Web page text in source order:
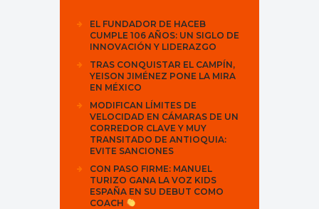
EL FUNDADOR DE HACEB
CUMPLE 106 AÑOS: UN SIGLO DE
INNOVACIÓN Y LIDERAZGO
TRAS CONQUISTAR EL CAMPÍN,
YEISON JIMÉNEZ PONE LA MIRA
EN MÉXICO
MODIFICAN LÍMITES DE
VELOCIDAD EN CÁMARAS DE UN
CORREDOR CLAVE Y MUY
TRANSITADO DE ANTIOQUIA:
EVITE SANCIONES
CON PASO FIRME: MANUEL
TURIZO GANA LA VOZ KIDS
ESPAÑA EN SU DEBUT COMO
COACH